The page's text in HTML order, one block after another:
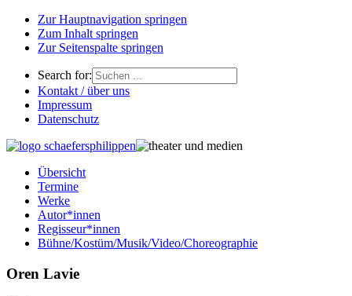
Zur Hauptnavigation springen
Zum Inhalt springen
Zur Seitenspalte springen
Search for:
Kontakt / über uns
Impressum
Datenschutz
Übersicht
Termine
Werke
Autor*innen
Regisseur*innen
Bühne/Kostüm/Musik/Video/Choreographie
Oren Lavie